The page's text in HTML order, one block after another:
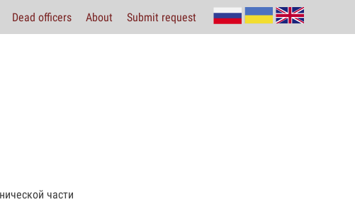
Dead officers About Submit request
части